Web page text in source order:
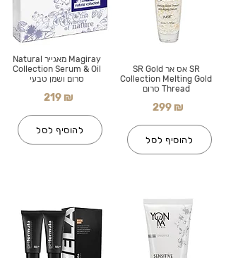
Magiray מאגייר Natural
Collection Serum & Oil
סרום ושמן טבעי
219 ₪
להוסיף לסל
SR אס אר SR Gold
Collection Melting Gold
Thread סרום
299 ₪
להוסיף לסל